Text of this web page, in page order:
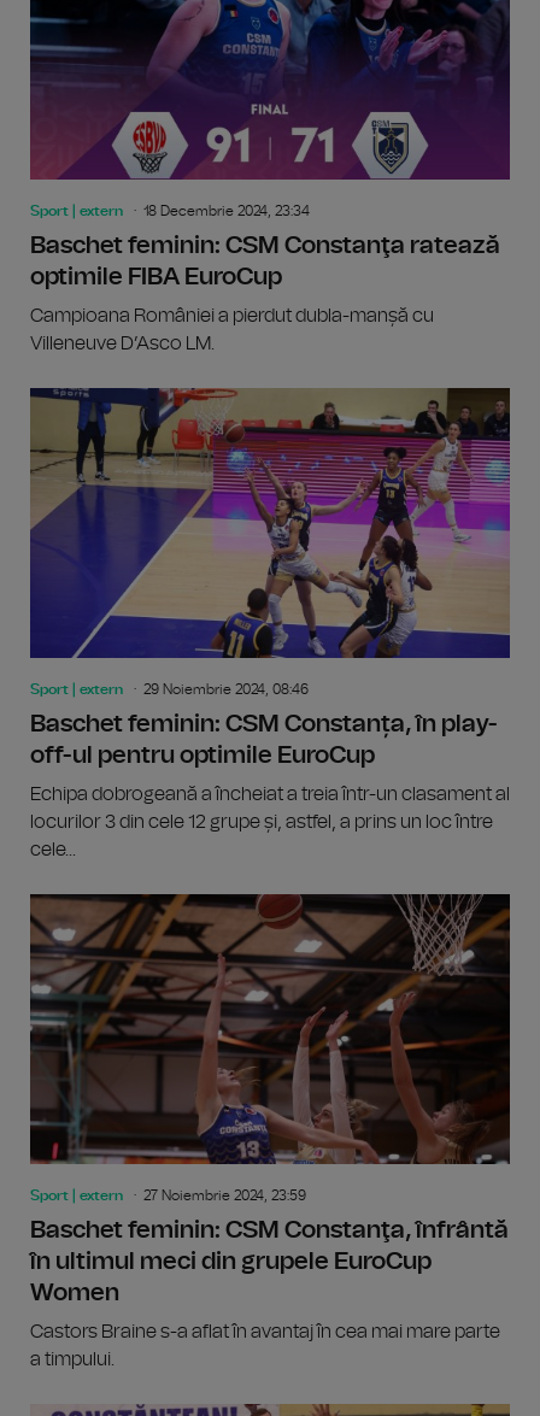
Sport | extern 18 Decembrie 2024, 23:34
Baschet feminin: CSM Constanţa ratează
optimile FIBA EuroCup
Campioana României a pierdut dubla-manșă cu
Villeneuve D’Asco LM.
Sport | extern 29 Noiembrie 2024, 08:46
Baschet feminin: CSM Constanța, în play-
off-ul pentru optimile EuroCup
Echipa dobrogeană a încheiat a treia într-un clasament al
locurilor 3 din cele 12 grupe și, astfel, a prins un loc între
cele...
Sport | extern 27 Noiembrie 2024, 23:59
Baschet feminin: CSM Constanţa, înfrântă
în ultimul meci din grupele EuroCup
Women
Castors Braine s-a aflat în avantaj în cea mai mare parte
a timpului.